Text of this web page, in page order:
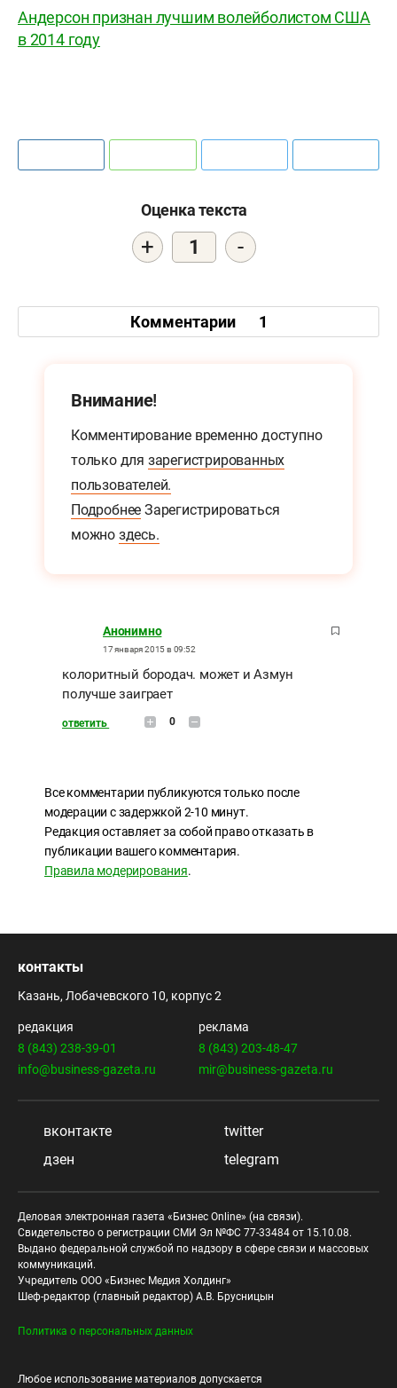
Андерсон признан лучшим волейболистом США
в 2014 году
Оценка текста
+ 1 -
Комментарии 1
Внимание!
Комментирование временно доступно
только для зарегистрированных
пользователей.
Подробнее Зарегистрироваться
можно здесь.
Анонимно
17 января 2015 в 09:52
колоритный бородач. может и Азмун
получше заиграет
ответить 0
Все комментарии публикуются только после
модерации с задержкой 2-10 минут.
Редакция оставляет за собой право отказать в
публикации вашего комментария.
Правила модерирования.
контакты
Казань, Лобачевского 10, корпус 2
редакция
8 (843) 238-39-01
info@business-gazeta.ru
реклама
8 (843) 203-48-47
mir@business-gazeta.ru
вконтакте
twitter
дзен
telegram
Деловая электронная газета «Бизнес Online» (на связи).
Свидетельство о регистрации СМИ Эл №ФС 77-33484 от 15.10.08.
Выдано федеральной службой по надзору в сфере связи и массовых
коммуникаций.
Учредитель ООО «Бизнес Медия Холдинг»
Шеф-редактор (главный редактор) А.В. Брусницын
Политика о персональных данных
Любое использование материалов допускается